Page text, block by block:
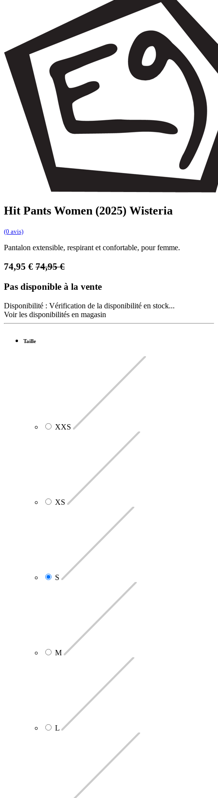
Hit Pants Women (2025) Wisteria
(0 avis)
Pantalon extensible, respirant et confortable, pour femme.
74,95 € 74,95€
Pas disponible à la vente
Disponibilité : Vérification de la disponibilité en stock...
Voir les disponibilités en magasin
Taille
XXS
XS
S
M
L